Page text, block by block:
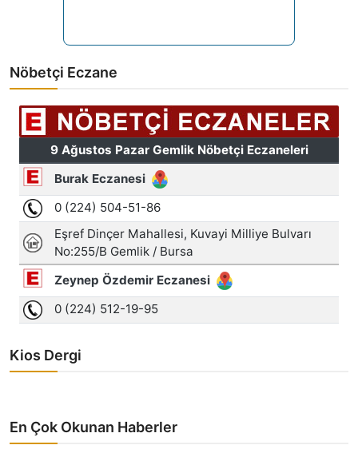
Nöbetçi Eczane
Kios Dergi
En Çok Okunan Haberler